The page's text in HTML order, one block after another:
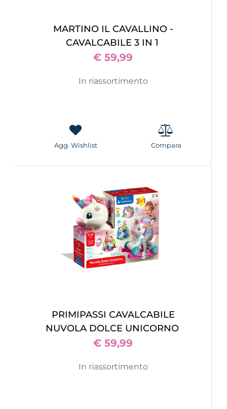
MARTINO IL CAVALLINO -
CAVALCABILE 3 IN 1
€ 59,99
In riassortimento
Agg. Wishlist Compara
PRIMIPASSI CAVALCABILE
NUVOLA DOLCE UNICORNO
€ 59,99
In riassortimento